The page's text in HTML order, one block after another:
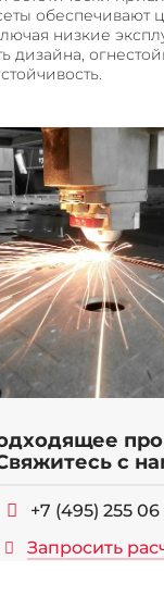
ФАСАДЫ
СИСТЕМЫ ИЗ
РЕШЕТКИ
ПРОФИЛЬ П, Z
обеспечивают
низкие
дизайна,
с
+7 (495) 255
Запросить